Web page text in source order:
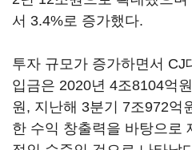
서 3.4%로 증가했다.
투자 규모가 증가하면서
입금은 2020년 4조8104억
원, 지난해 3분기 7조972억
한 수익 창출력을 바탕으로